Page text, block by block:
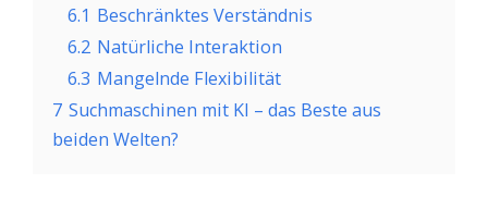
6.1 Beschränktes Verständnis
6.2 Natürliche Interaktion
6.3 Mangelnde Flexibilität
7 Suchmaschinen mit KI – das Beste aus
beiden Welten?